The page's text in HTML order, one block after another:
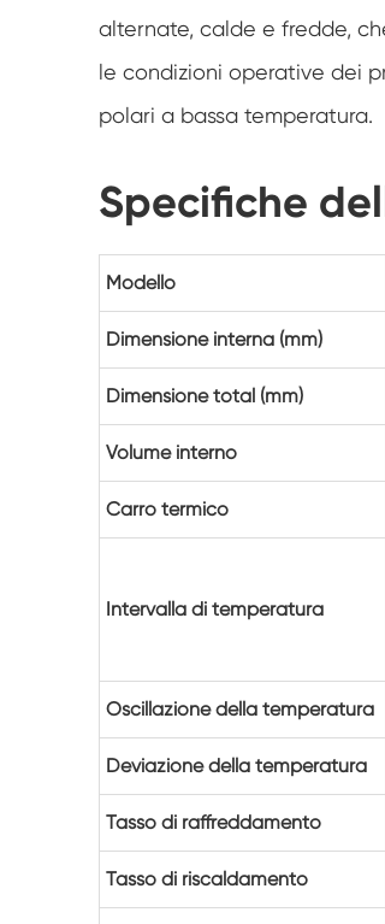
alternate, calde e fredde,
le condizioni operative dei
polari a bassa temperatura.
Specifiche
Modello
Dimensione interna (mm)
Dimensione total (mm)
Volume interno
Carro termico
Intervalla di temperatura
Oscillazione della temperatura
Deviazione della temperatura
Tasso di raffreddamento
Tasso di riscaldamento